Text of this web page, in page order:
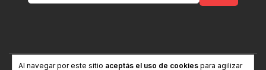
Al navegar por este sitio aceptás el uso de cookies para agilizar